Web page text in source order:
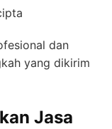
dan
yang dikirim
Jasa